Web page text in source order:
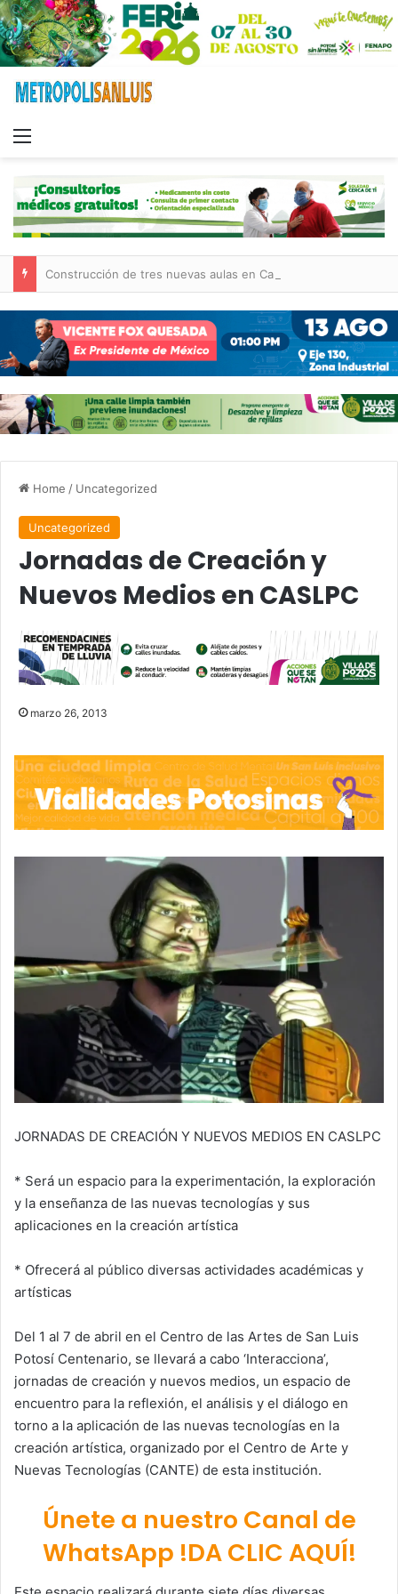
Home / Uncategorized
Uncategorized
Jornadas de Creación y
Nuevos Medios en CASLPC
marzo 26, 2013
JORNADAS DE CREACIÓN Y NUEVOS MEDIOS EN CASLPC
* Será un espacio para la experimentación, la exploración
y la enseñanza de las nuevas tecnologías y sus
aplicaciones en la creación artística
* Ofrecerá al público diversas actividades académicas y
artísticas
Del 1 al 7 de abril en el Centro de las Artes de San Luis
Potosí Centenario, se llevará a cabo ‘Interacciona’,
jornadas de creación y nuevos medios, un espacio de
encuentro para la reflexión, el análisis y el diálogo en
torno a la aplicación de las nuevas tecnologías en la
creación artística, organizado por el Centro de Arte y
Nuevas Tecnologías (CANTE) de esta institución.
Únete a nuestro Canal de
WhatsApp !DA CLIC AQUÍ!